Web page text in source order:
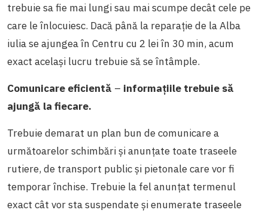
trebuie sa fie mai lungi sau mai scumpe decât cele pe
care le înlocuiesc. Dacă până la reparație de la Alba
iulia se ajungea în Centru cu 2 lei în 30 min, acum
exact același lucru trebuie să se întâmple.
Comunicare eficientă – informațiile trebuie să
ajungă la fiecare.
Trebuie demarat un plan bun de comunicare a
următoarelor schimbări și anunțate toate traseele
rutiere, de transport public și pietonale care vor fi
temporar închise. Trebuie la fel anunțat termenul
exact cât vor sta suspendate și enumerate traseele